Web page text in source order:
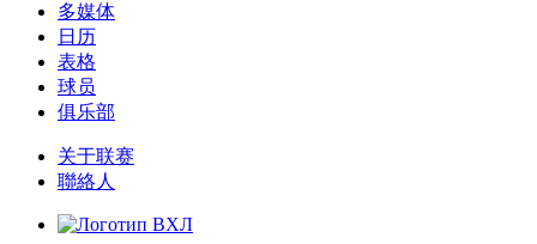
多媒体
日历
表格
球员
俱乐部
关于联赛
聯絡人